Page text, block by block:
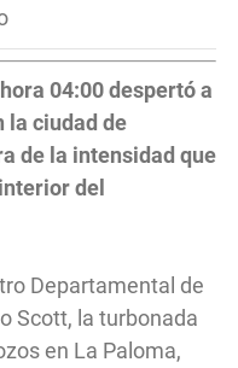
04:00 despertó a
la ciudad de
de la intensidad que
del
Departamental de
Scott, la turbonada
en La Paloma,